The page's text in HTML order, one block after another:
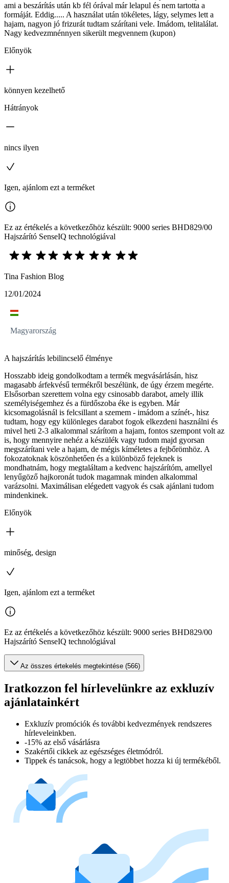
ami a beszárítás után kb fél órával már lelapul és nem tartotta a
formáját. Eddig..... A használat után tökéletes, lágy, selymes lett a
hajam, nagyon jó frizurát tudtam szárítani vele. Imádom, telitalálat.
Nagy kedvezmnénnyen sikerült megvennem (kupon)
Előnyök
könnyen kezelhető
Hátrányok
nincs ilyen
Igen, ajánlom ezt a terméket
Ez az értékelés a következőhöz készült: 9000 series BHD829/00
Hajszárító SenseIQ technológiával
Tina Fashion Blog
12/01/2024
Magyarország
A hajszárítás lebilincselő élménye
Hosszabb ideig gondolkodtam a termék megvásárlásán, hisz
magasabb árfekvésű termékről beszélünk, de úgy érzem megérte.
Elsősorban szerettem volna egy csinosabb darabot, amely illik
személyiségemhez és a fürdőszoba éke is egyben. Már
kicsomagolásnál is felcsillant a szemem - imádom a színét-, hisz
tudtam, hogy egy különleges darabot fogok elkezdeni használni és
mivel heti 2-3 alkalommal szárítom a hajam, fontos szempont volt az
is, hogy mennyire nehéz a készülék vagy tudom majd gyorsan
megszárítani vele a hajam, de mégis kíméletes a fejbőrömhöz. A
fokozatoknak köszönhetően és a különböző fejeknek is
mondhatnám, hogy megtaláltam a kedvenc hajszárítóm, amellyel
lenyűgöző hajkoronát tudok magamnak minden alkalommal
varázsolni. Maximálisan elégedett vagyok és csak ajánlani tudom
mindenkinek.
Előnyök
minőség, design
Igen, ajánlom ezt a terméket
Ez az értékelés a következőhöz készült: 9000 series BHD829/00
Hajszárító SenseIQ technológiával
Az összes értekelés megtekintése (566)
Iratkozzon fel hírlevelünkre az exkluzív
ajánlatainkért​
Exkluzív promóciók és további kedvezmények rendszeres
hírleveleinkben.
-15% az első vásárlásra
Szakértői cikkek az egészséges életmódról.
Tippek és tanácsok, hogy a legtöbbet hozza ki új termékéből.